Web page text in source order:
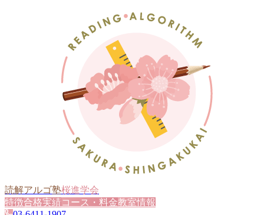
読解アルゴ塾桜進学会
特徴合格実績コース・料金教室情報